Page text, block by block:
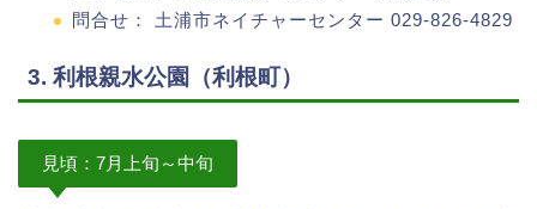
問合せ： 土浦市ネイチャーセンター 029-826-4829
3. 利根親水公園（利根町）
見頃：7月上旬～中旬